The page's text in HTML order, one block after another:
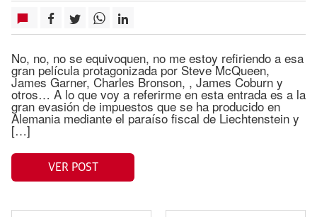
No, no, no se equivoquen, no me estoy refiriendo a esa
gran película protagonizada por Steve McQueen,
James Garner, Charles Bronson, , James Coburn y
otros… A lo que voy a referirme en esta entrada es a la
gran evasión de impuestos que se ha producido en
Alemania mediante el paraíso fiscal de Liechtenstein y
[…]
VER POST